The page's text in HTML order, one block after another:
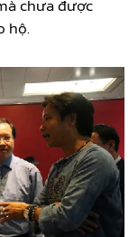
chưa được
hộ.